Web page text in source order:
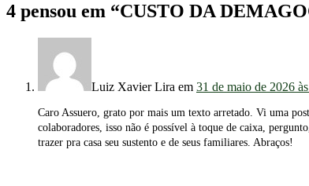
4 pensou em “CUSTO DA
Luiz Xavier Lira em 31 de maio de 2026
Caro Assuero, grato por mais um texto arretado. Vi uma
colaboradores, isso não é possível à toque de caixa,
trazer pra casa seu sustento e de seus familiares. Abraços!